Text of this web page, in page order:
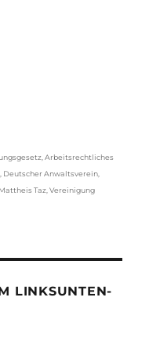
,Arbeitsrechtliches
Deutscher Anwaltsverein
Taz ,Vereinigung
LINKSUNTEN-